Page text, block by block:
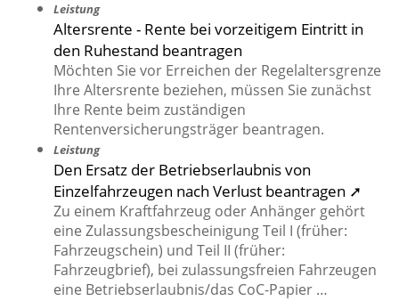
Leistung
Altersrente - Rente bei vorzeitigem Eintritt in
den Ruhestand beantragen
Möchten Sie vor Erreichen der Regelaltersgrenze
Ihre Altersrente beziehen, müssen Sie zunächst
Ihre Rente beim zuständigen
Rentenversicherungsträger beantragen.
Leistung
Den Ersatz der Betriebserlaubnis von
Einzelfahrzeugen nach Verlust beantragen ➚
Zu einem Kraftfahrzeug oder Anhänger gehört
eine Zulassungsbescheinigung Teil I (früher:
Fahrzeugschein) und Teil II (früher:
Fahrzeugbrief), bei zulassungsfreien Fahrzeugen
eine Betriebserlaubnis/das CoC-Papier …